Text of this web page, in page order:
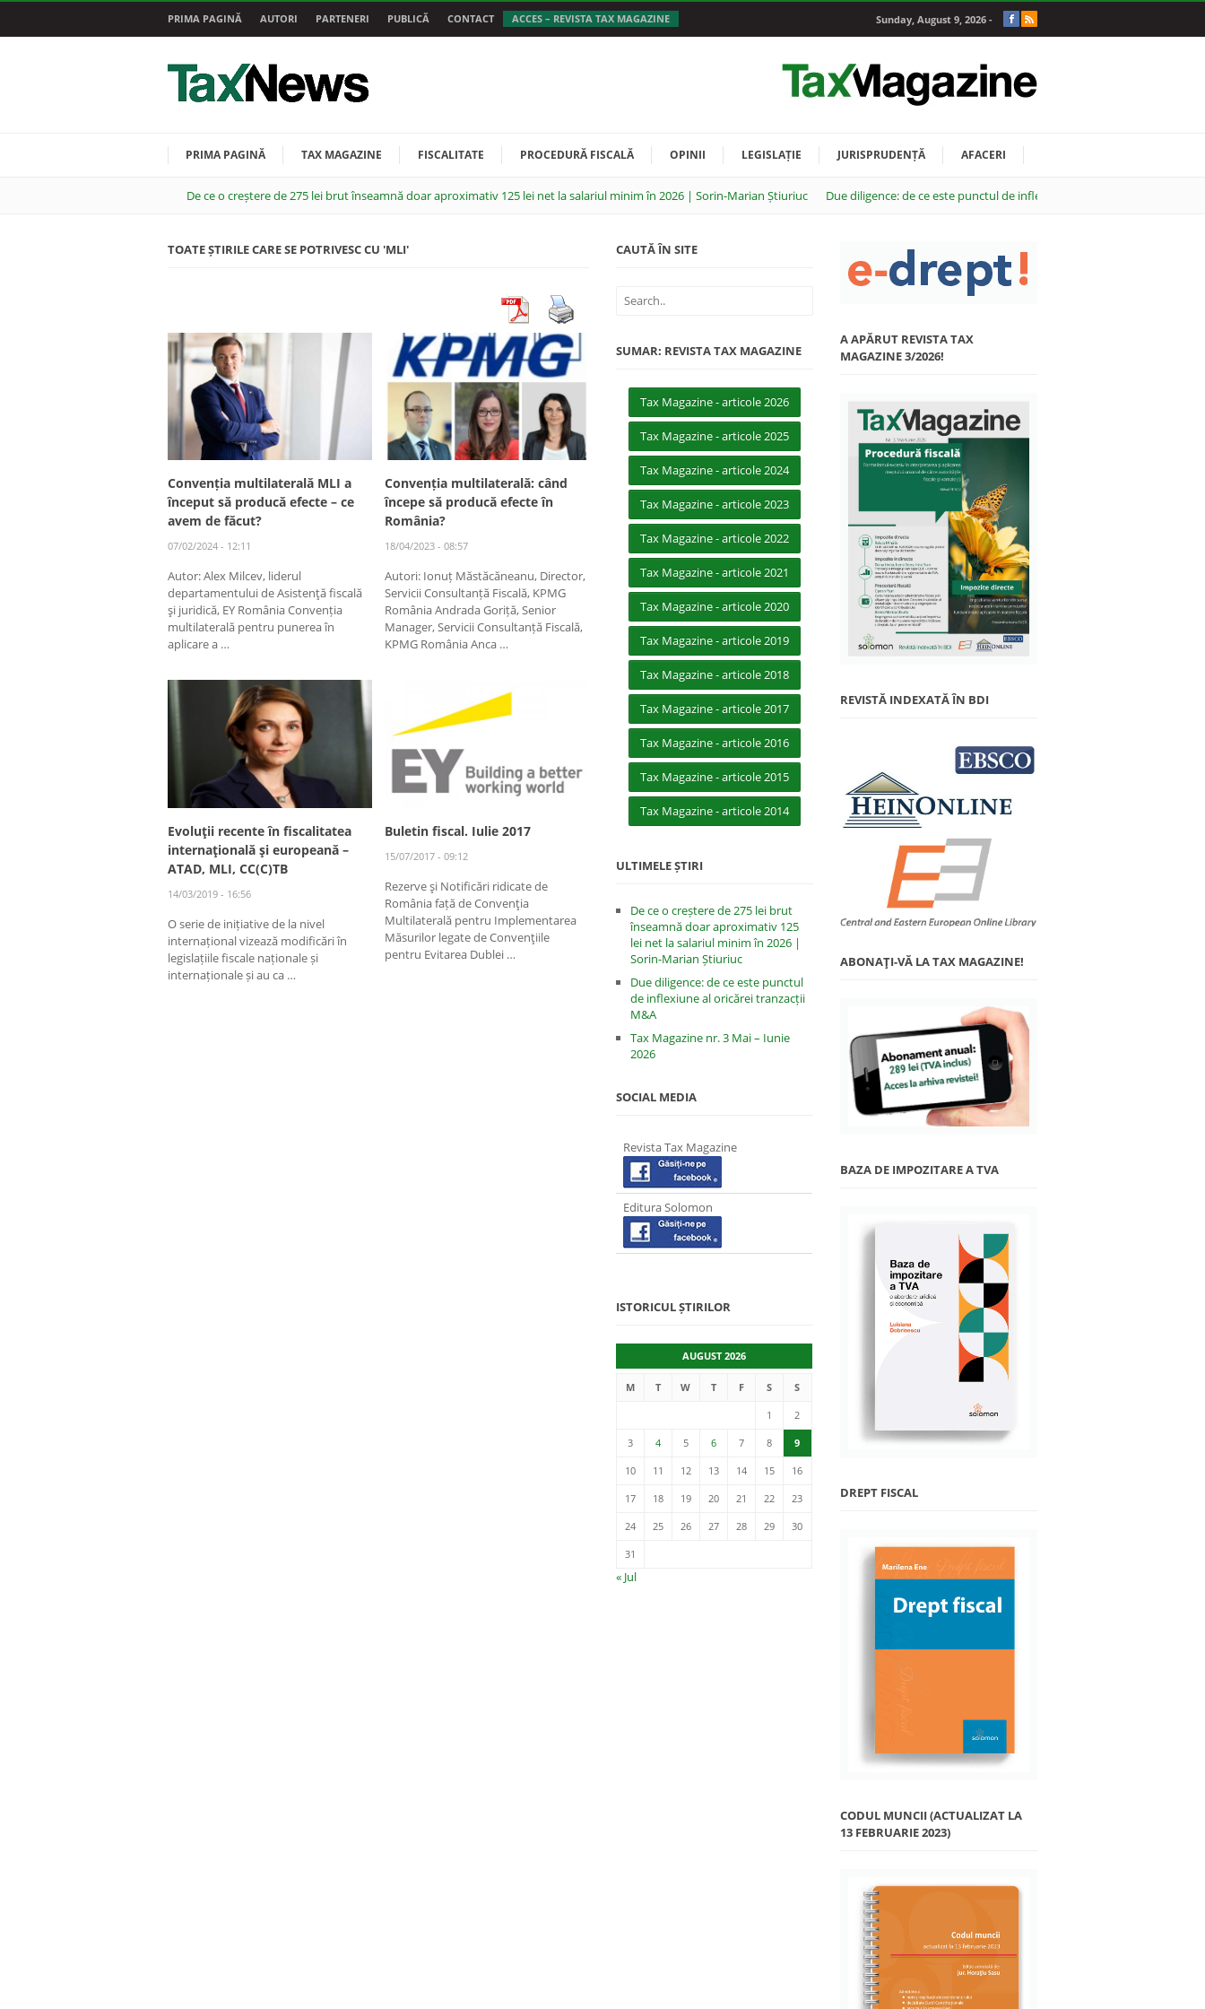
PRIMA PAGINĂ AUTORI PARTENERI PUBLICĂ CONTACT ACCES – REVISTA TAX MAGAZINE Sunday, August 9, 2026 -
PRIMA PAGINĂ TAX MAGAZINE FISCALITATE PROCEDURĂ FISCALĂ OPINII LEGISLAȚIE JURISPRUDENȚĂ AFACERI
De ce o creștere de 275 lei brut înseamnă doar aproximativ 125 lei net la salariul minim în 2026 | Sorin-Marian Știuriuc Due diligence: de ce este punctul de inflexiune al oricărei tranzacții M&A
TOATE ȘTIRILE CARE SE POTRIVESC CU 'MLI'
Convenția multilaterală MLI a
început să producă efecte – ce
avem de făcut?
07/02/2024 - 12:11
Autor: Alex Milcev, liderul
departamentului de Asistenţă fiscală
şi juridică, EY România Convenția
multilaterală pentru punerea în
aplicare a …
Convenția multilaterală: când
începe să producă efecte în
România?
18/04/2023 - 08:57
Autori: Ionuț Măstăcăneanu, Director,
Servicii Consultanță Fiscală, KPMG
România Andrada Goriță, Senior
Manager, Servicii Consultanță Fiscală,
KPMG România Anca …
Evoluţii recente în fiscalitatea
internaţională şi europeană –
ATAD, MLI, CC(C)TB
14/03/2019 - 16:56
O serie de inițiative de la nivel
internațional vizează modificări în
legislațiile fiscale naționale și
internaționale și au ca …
Buletin fiscal. Iulie 2017
15/07/2017 - 09:12
Rezerve şi Notificări ridicate de
România față de Convenţia
Multilaterală pentru Implementarea
Măsurilor legate de Convenţiile
pentru Evitarea Dublei …
CAUTĂ ÎN SITE
SUMAR: REVISTA TAX MAGAZINE
Tax Magazine - articole 2026
Tax Magazine - articole 2025
Tax Magazine - articole 2024
Tax Magazine - articole 2023
Tax Magazine - articole 2022
Tax Magazine - articole 2021
Tax Magazine - articole 2020
Tax Magazine - articole 2019
Tax Magazine - articole 2018
Tax Magazine - articole 2017
Tax Magazine - articole 2016
Tax Magazine - articole 2015
Tax Magazine - articole 2014
ULTIMELE ȘTIRI
De ce o creștere de 275 lei brut
înseamnă doar aproximativ 125
lei net la salariul minim în 2026 |
Sorin-Marian Știuriuc
Due diligence: de ce este punctul
de inflexiune al oricărei tranzacții
M&A
Tax Magazine nr. 3 Mai – Iunie
2026
SOCIAL MEDIA
Revista Tax Magazine
Editura Solomon
ISTORICUL ȘTIRILOR
AUGUST 2026
M T W T F S S
1 2
3 4 5 6 7 8 9
10 11 12 13 14 15 16
17 18 19 20 21 22 23
24 25 26 27 28 29 30
31
« Jul
A APĂRUT REVISTA TAX
MAGAZINE 3/2026!
REVISTĂ INDEXATĂ ÎN BDI
ABONAŢI-VĂ LA TAX MAGAZINE!
BAZA DE IMPOZITARE A TVA
DREPT FISCAL
CODUL MUNCII (ACTUALIZAT LA
13 FEBRUARIE 2023)